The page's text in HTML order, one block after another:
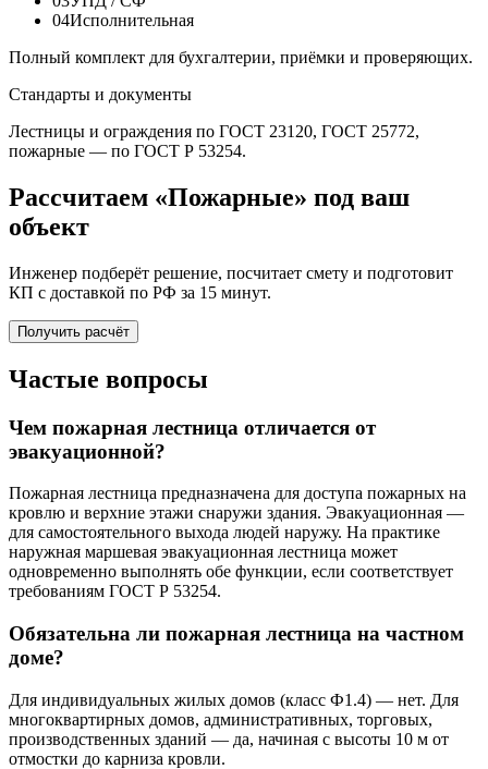
04Исполнительная
Полный комплект для бухгалтерии, приёмки и проверяющих.
Стандарты и документы
Лестницы и ограждения по ГОСТ 23120, ГОСТ 25772,
пожарные — по ГОСТ Р 53254.
Рассчитаем «Пожарные» под ваш
объект
Инженер подберёт решение, посчитает смету и подготовит
КП с доставкой по РФ за 15 минут.
Получить расчёт
Частые вопросы
Чем пожарная лестница отличается от
эвакуационной?
Пожарная лестница предназначена для доступа пожарных на
кровлю и верхние этажи снаружи здания. Эвакуационная —
для самостоятельного выхода людей наружу. На практике
наружная маршевая эвакуационная лестница может
одновременно выполнять обе функции, если соответствует
требованиям ГОСТ Р 53254.
Обязательна ли пожарная лестница на частном
доме?
Для индивидуальных жилых домов (класс Ф1.4) — нет. Для
многоквартирных домов, административных, торговых,
производственных зданий — да, начиная с высоты 10 м от
отмостки до карниза кровли.